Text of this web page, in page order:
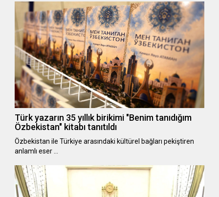
Türk yazarın 35 yıllık birikimi "Benim tanıdığım
Özbekistan" kitabı tanıtıldı
Özbekistan ile Türkiye arasındaki kültürel bağları pekiştiren
anlamlı eser …